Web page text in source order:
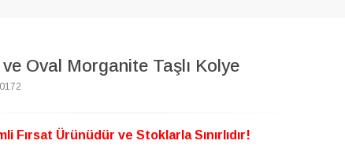
ve Oval Morganite Taşlı Kolye
Fırsat Ürünüdür ve Stoklarla Sınırlıdır!